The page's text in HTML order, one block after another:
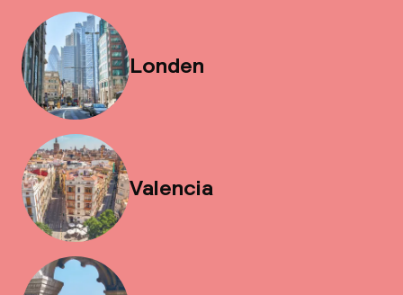
Londen
Valencia